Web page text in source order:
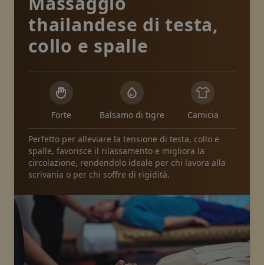
thailandese di testa,
collo e spalle
Forte Balsamo di tigre Camicia
Perfetto per alleviare la tensione di testa, collo e
spalle, favorisce il rilassamento e migliora la
circolazione, rendendolo ideale per chi lavora alla
scrivania o per chi soffre di rigidità.